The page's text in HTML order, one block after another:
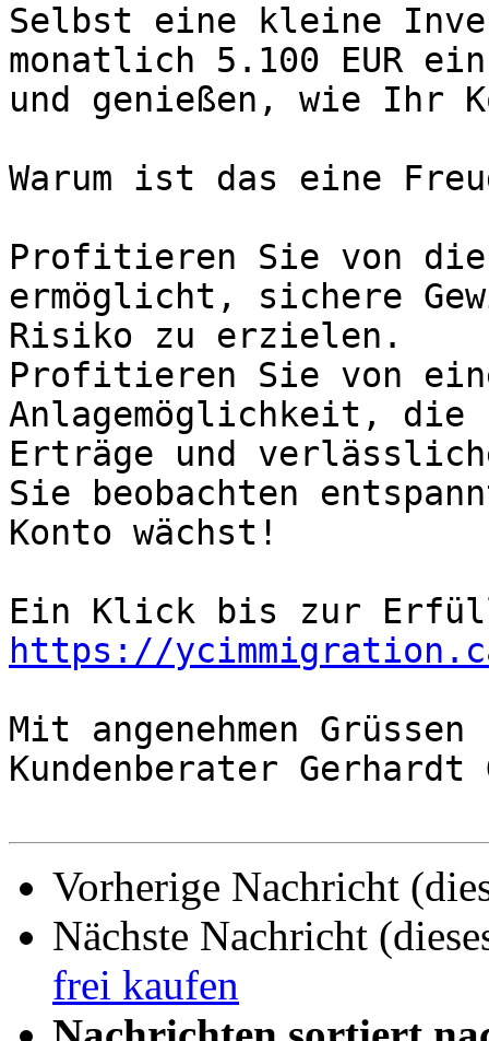
Selbst eine kleine
monatlich 5.100 EUR
und genießen, wie Ihr
Warum ist das eine
Profitieren Sie von
ermöglicht, sichere
Risiko zu erzielen.
Profitieren Sie von
Anlagemöglichkeit,
Erträge und
Sie beobachten
Konto wächst!
https://
Mit angenehmen Grüssen
Kundenberater Gerhardt
Vorherige Nachricht
Nächste Nachricht
frei kaufen